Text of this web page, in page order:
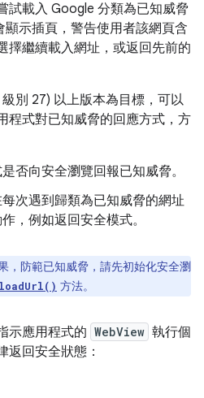
試載入 Google 分類為已知威脅
顯示插頁，警告使用者該網頁含
擇繼續載入網址，或返回先前的
別 27) 以上版本為目標，可以
程式對已知威脅的回應方式，方
否向安全瀏覽回報已知威脅。
次遇到歸類為已知威脅的網址
，例如返回安全模式。
，防範已知威脅，請先初始化安全瀏
loadUrl() 方法。
示應用程式的 WebView 執行個
返回安全狀態：